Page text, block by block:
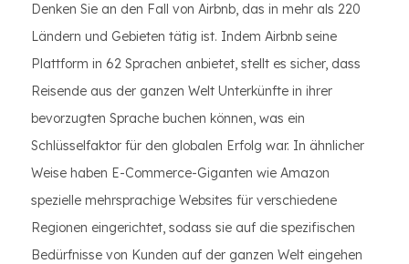
Denken Sie an den Fall von Airbnb, das in mehr als 220
Ländern und Gebieten tätig ist. Indem Airbnb seine
Plattform in 62 Sprachen anbietet, stellt es sicher, dass
Reisende aus der ganzen Welt Unterkünfte in ihrer
bevorzugten Sprache buchen können, was ein
Schlüsselfaktor für den globalen Erfolg war. In ähnlicher
Weise haben E-Commerce-Giganten wie Amazon
spezielle mehrsprachige Websites für verschiedene
Regionen eingerichtet, sodass sie auf die spezifischen
Bedürfnisse von Kunden auf der ganzen Welt eingehen